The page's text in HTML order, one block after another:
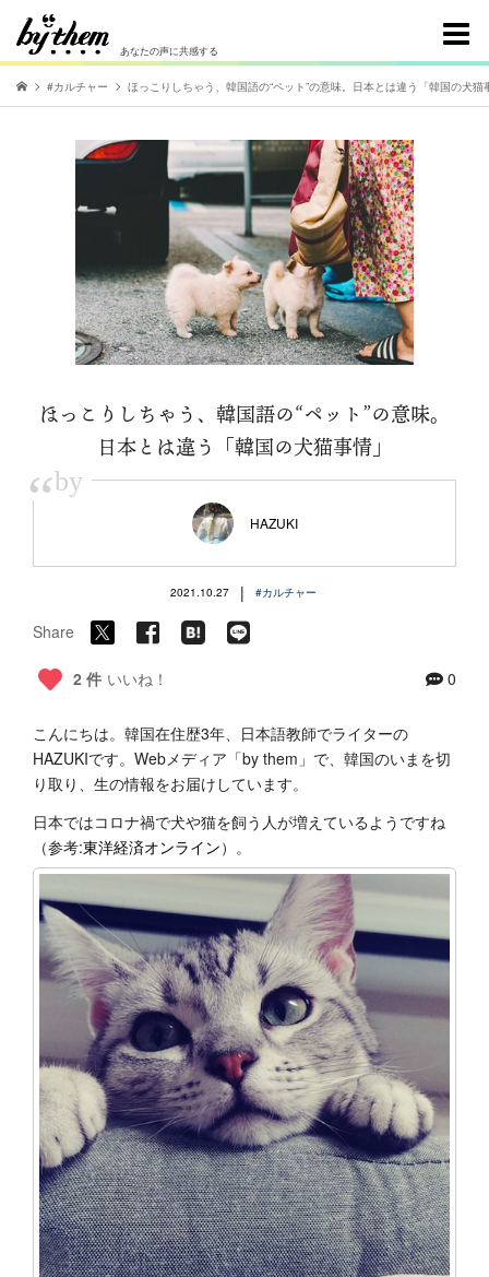
あなたの声に共感する
#カルチャー ほっこりしちゃう、韓国語の“ペット”の意味。日本とは違う「韓国の犬猫
ほっこりしちゃう、韓国語の“ペット”の意味。
日本とは違う「韓国の犬猫事情」
“by
HAZUKI
2021.10.27 | #カルチャー
Share
2 件 いいね！ 0
こんにちは。韓国在住歴3年、日本語教師でライターの
HAZUKIです。Webメディア「by them」で、韓国のいまを切
り取り、生の情報をお届けしています。
日本ではコロナ禍で犬や猫を飼う人が増えているようですね
（参考:東洋経済オンライン）。